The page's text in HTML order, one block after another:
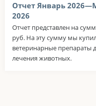
Отчет Январь
2026
Отчет представлен на
руб. На эту сумму мы
ветеринарные препараты
лечения животных.